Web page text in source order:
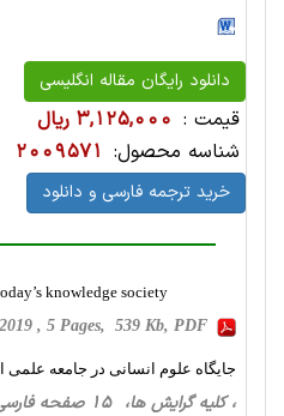
دانلود رایگان مقاله انگلیسی
قیمت : 3,125,000 ریال
شناسه محصول: 2009571
خرید ترجمه فارسی و دانلود
knowledge society
, 5 Pages, 539 Kb, PDF
جایگاه علوم انسانی در جامعه علمی